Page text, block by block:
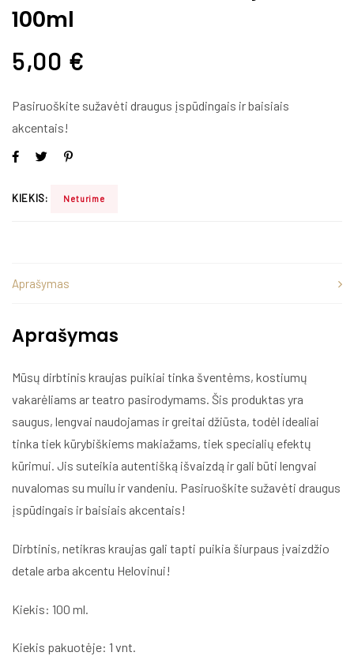
100ml
5,00 €
Pasiruoškite sužavėti draugus įspūdingais ir baisiais
akcentais!
KIEKIS: Neturime
Aprašymas
Aprašymas
Mūsų dirbtinis kraujas puikiai tinka šventėms, kostiumų
vakarėliams ar teatro pasirodymams. Šis produktas yra
saugus, lengvai naudojamas ir greitai džiūsta, todėl idealiai
tinka tiek kūrybiškiems makiažams, tiek specialių efektų
kūrimui. Jis suteikia autentišką išvaizdą ir gali būti lengvai
nuvalomas su muilu ir vandeniu. Pasiruoškite sužavėti draugus
įspūdingais ir baisiais akcentais!
Dirbtinis, netikras kraujas gali tapti puikia šiurpaus įvaizdžio
detale arba akcentu Helovinui!
Kiekis: 100 ml.
Kiekis pakuotėje: 1 vnt.